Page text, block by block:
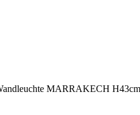
MARRAKECH H43cm